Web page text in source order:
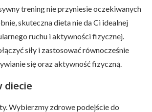
trening nie przyniesie oczekiwanych
skuteczna dieta nie da Ci idealnej
ruchu i aktywności fizycznej.
siły i zastosować równocześnie
się oraz aktywność fizyczną.
diecie
Wybierzmy zdrowe podejście do